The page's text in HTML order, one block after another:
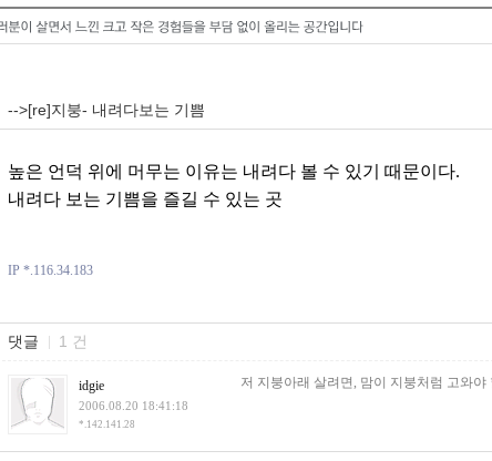
-->[re]지붕- 내려다보는 기쁨
높은 언덕 위에 머무는 이유는 내려다 볼 수 있기 때문이다.
내려다 보는 기쁨을 즐길 수 있는 곳
IP *.116.34.183
댓글 1 건
idgie
2006.08.20 18:41:18
*.142.141.28
저 지붕아래 살려면, 맘이 지붕처럼 고와야